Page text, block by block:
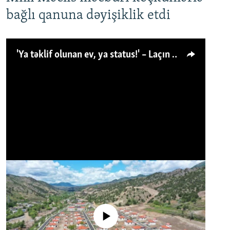
bağlı qanuna dəyişiklik etdi
'Ya təklif olunan ev, ya status!' – Laçın köçkünü: 'Laçından başqa heç hara!'
No media source currently available